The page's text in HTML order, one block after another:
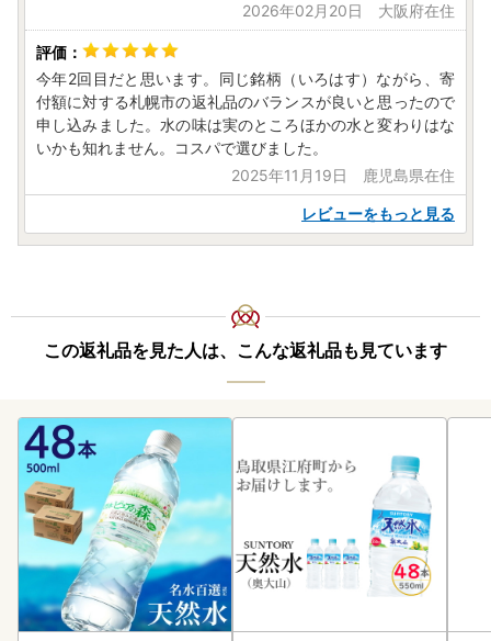
2026年02月20日 大阪府在住
今年2回目だと思います。同じ銘柄（いろはす）ながら、寄
付額に対する札幌市の返礼品のバランスが良いと思ったので
申し込みました。水の味は実のところほかの水と変わりはな
いかも知れません。コスパで選びました。
2025年11月19日 鹿児島県在住
レビューをもっと見る
この返礼品を見た人は、こんな返礼品も見ています